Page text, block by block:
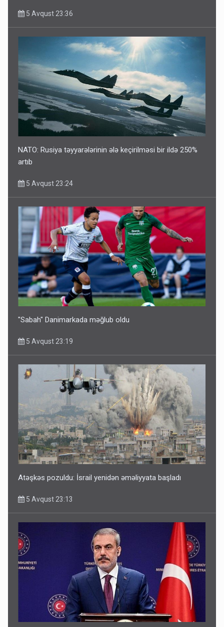
5 Avqust 23:36
NATO: Rusiya təyyarələrinin ələ keçirilməsi bir ildə 250%
artıb
5 Avqust 23:24
"Sabah" Danimarkada məğlub oldu
5 Avqust 23:19
Atəşkəs pozuldu: İsrail yenidən əməliyyata başladı
5 Avqust 23:13